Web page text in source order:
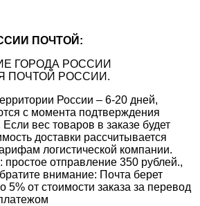
ПОЧТОЙ:
ГОРОДА РОССИИ
ПОЧТОЙ РОССИИ.
России – 6-20 дней,
с момента подтверждения
вес товаров в заказе будет
доставки рассчитывается
логистической компании.
простое отправление 350 рублей.,
внимание: Почта берет
5% от стоимости заказа за перевод